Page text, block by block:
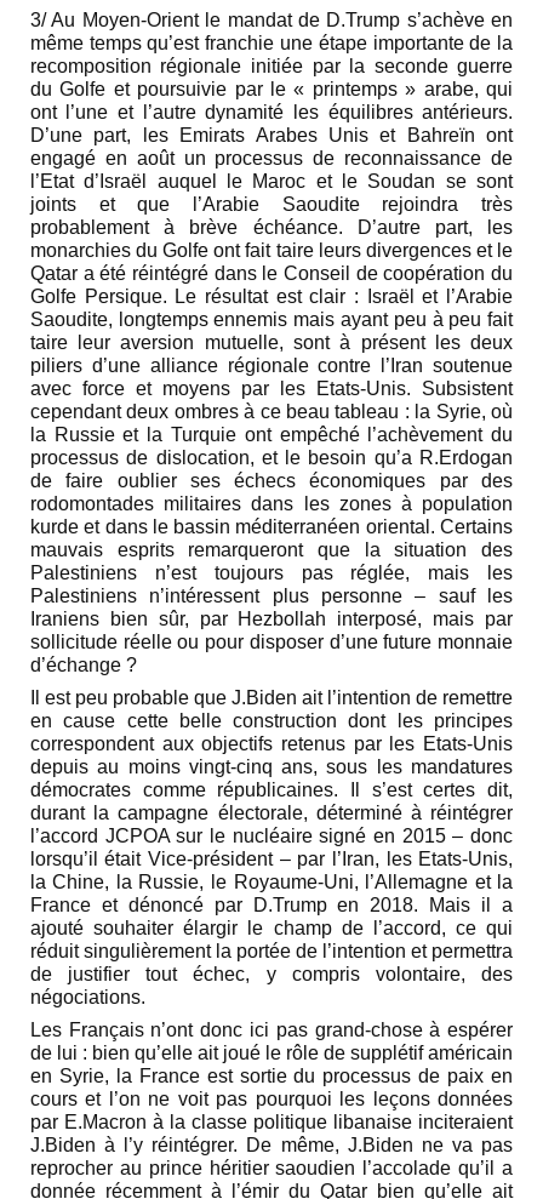
3/ Au Moyen-Orient le mandat de D.Trump s’achève en
même temps qu’est franchie une étape importante de la
recomposition régionale initiée par la seconde guerre
du Golfe et poursuivie par le « printemps » arabe, qui
ont l’une et l’autre dynamité les équilibres antérieurs.
D’une part, les Emirats Arabes Unis et Bahreïn ont
engagé en août un processus de reconnaissance de
l’Etat d’Israël auquel le Maroc et le Soudan se sont
joints et que l’Arabie Saoudite rejoindra très
probablement à brève échéance. D’autre part, les
monarchies du Golfe ont fait taire leurs divergences et le
Qatar a été réintégré dans le Conseil de coopération du
Golfe Persique. Le résultat est clair : Israël et l’Arabie
Saoudite, longtemps ennemis mais ayant peu à peu fait
taire leur aversion mutuelle, sont à présent les deux
piliers d’une alliance régionale contre l’Iran soutenue
avec force et moyens par les Etats-Unis. Subsistent
cependant deux ombres à ce beau tableau : la Syrie, où
la Russie et la Turquie ont empêché l’achèvement du
processus de dislocation, et le besoin qu’a R.Erdogan
de faire oublier ses échecs économiques par des
rodomontades militaires dans les zones à population
kurde et dans le bassin méditerranéen oriental. Certains
mauvais esprits remarqueront que la situation des
Palestiniens n’est toujours pas réglée, mais les
Palestiniens n’intéressent plus personne – sauf les
Iraniens bien sûr, par Hezbollah interposé, mais par
sollicitude réelle ou pour disposer d’une future monnaie
d’échange ?
Il est peu probable que J.Biden ait l’intention de remettre
en cause cette belle construction dont les principes
correspondent aux objectifs retenus par les Etats-Unis
depuis au moins vingt-cinq ans, sous les mandatures
démocrates comme républicaines. Il s’est certes dit,
durant la campagne électorale, déterminé à réintégrer
l’accord JCPOA sur le nucléaire signé en 2015 – donc
lorsqu’il était Vice-président – par l’Iran, les Etats-Unis,
la Chine, la Russie, le Royaume-Uni, l’Allemagne et la
France et dénoncé par D.Trump en 2018. Mais il a
ajouté souhaiter élargir le champ de l’accord, ce qui
réduit singulièrement la portée de l’intention et permettra
de justifier tout échec, y compris volontaire, des
négociations.
Les Français n’ont donc ici pas grand-chose à espérer
de lui : bien qu’elle ait joué le rôle de supplétif américain
en Syrie, la France est sortie du processus de paix en
cours et l’on ne voit pas pourquoi les leçons données
par E.Macron à la classe politique libanaise inciteraient
J.Biden à l’y réintégrer. De même, J.Biden ne va pas
reprocher au prince héritier saoudien l’accolade qu’il a
donnée récemment à l’émir du Qatar bien qu’elle ait